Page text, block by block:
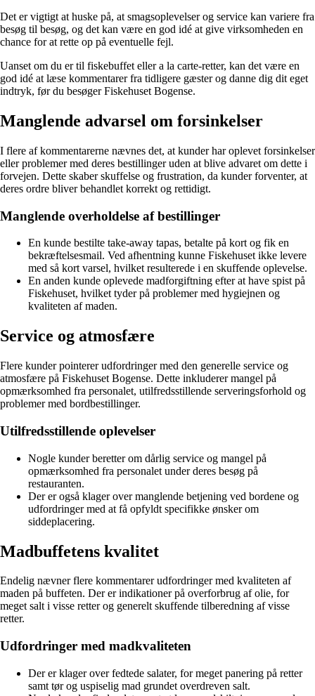
Det er vigtigt at huske på, at smagsoplevelser og service kan variere fra
besøg til besøg, og det kan være en god idé at give virksomheden en
chance for at rette op på eventuelle fejl.
Uanset om du er til fiskebuffet eller a la carte-retter, kan det være en
god idé at læse kommentarer fra tidligere gæster og danne dig dit eget
indtryk, før du besøger Fiskehuset Bogense.
Manglende advarsel om forsinkelser
I flere af kommentarerne nævnes det, at kunder har oplevet forsinkelser
eller problemer med deres bestillinger uden at blive advaret om dette i
forvejen. Dette skaber skuffelse og frustration, da kunder forventer, at
deres ordre bliver behandlet korrekt og rettidigt.
Manglende overholdelse af bestillinger
En kunde bestilte take-away tapas, betalte på kort og fik en
bekræftelsesmail. Ved afhentning kunne Fiskehuset ikke levere
med så kort varsel, hvilket resulterede i en skuffende oplevelse.
En anden kunde oplevede madforgiftning efter at have spist på
Fiskehuset, hvilket tyder på problemer med hygiejnen og
kvaliteten af maden.
Service og atmosfære
Flere kunder pointerer udfordringer med den generelle service og
atmosfære på Fiskehuset Bogense. Dette inkluderer mangel på
opmærksomhed fra personalet, utilfredsstillende serveringsforhold og
problemer med bordbestillinger.
Utilfredsstillende oplevelser
Nogle kunder beretter om dårlig service og mangel på
opmærksomhed fra personalet under deres besøg på
restauranten.
Der er også klager over manglende betjening ved bordene og
udfordringer med at få opfyldt specifikke ønsker om
siddeplacering.
Madbuffetens kvalitet
Endelig nævner flere kommentarer udfordringer med kvaliteten af
maden på buffeten. Der er indikationer på overforbrug af olie, for
meget salt i visse retter og generelt skuffende tilberedning af visse
retter.
Udfordringer med madkvaliteten
Der er klager over fedtede salater, for meget panering på retter
samt tør og uspiselig mad grundet overdreven salt.